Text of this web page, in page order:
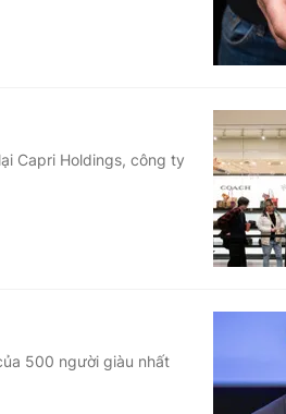
Capri Holdings, công ty
500 người giàu nhất